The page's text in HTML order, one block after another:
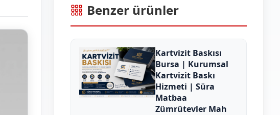
Benzer ürünler
Kartvizit Baskısı
Bursa | Kurumsal
Kartvizit Baskı
Hizmeti | Süra
Matbaa
Zümrütevler Mah